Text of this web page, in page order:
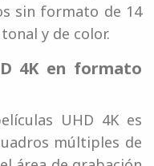
sin formato de 14
y de color.
4K en formato
UHD 4K es
múltiples de